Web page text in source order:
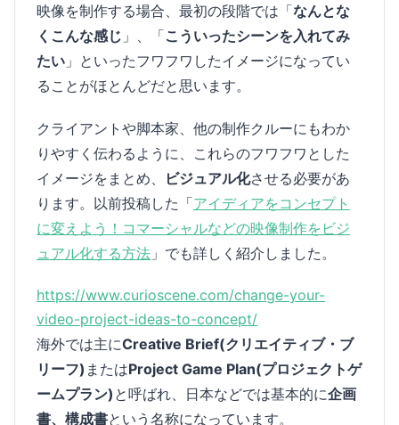
映像を制作する場合、最初の段階では「なんとな
くこんな感じ 」、「こういったシーンを入れてみ
たい 」といったフワフワしたイメージになってい
ることがほとんどだと思います。
クライアントや脚本家、他の制作クルーにもわか
りやすく伝わるように、これらのフワフワとした
イメージをまとめ、
ビジュアル化させる必要があ
ります。以前投稿した「アイディアをコンセプト
に変えよう！コマーシャルなどの映像制作をビジ
ュアル化する方法 」でも詳しく紹介しました。
https://www.curioscene.com/change-your-
video-project-ideas-to-concept/
海外では主にCreative Brief(クリエイティブ・ブ
リーフ) またはProject Game Plan(プロジェクトゲ
ームプラン) と呼ばれ、日本などでは基本的に企画
書、構成書という名称になっています。